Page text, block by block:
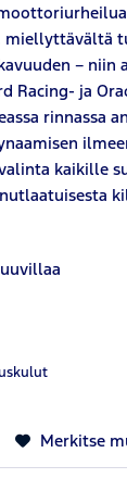
miellyttävältä
– niin
Racing- ja
rinnassa
kaikille
Merkitse